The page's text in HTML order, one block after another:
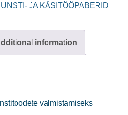
JA KÄSITÖÖPABERID
information
valmistamiseks